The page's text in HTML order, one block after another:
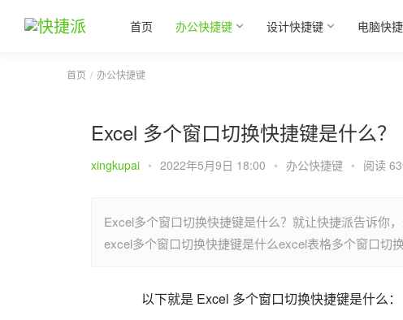
首页 办公快捷键 设计快捷键 电脑快
首页 办公快捷键
Excel 多个窗口切换快捷键是什么？
xingkupai • 2022年5月9日 18:00 • 办公快捷键 • 阅读
Excel多个窗口切换快捷键是什么？就让快捷派告诉你
excel多个窗口切换快捷键是什么excel表格多个窗口切
以下就是 Excel 多个窗口切换快捷键是什么：